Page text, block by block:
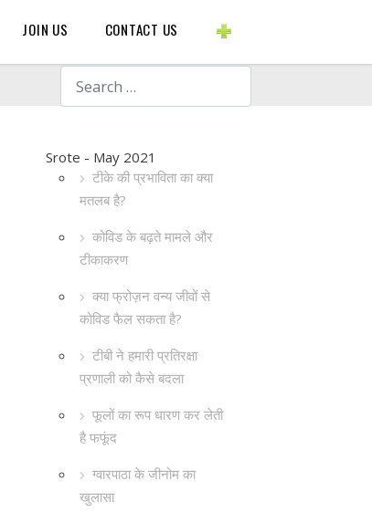
Search
JOIN US CONTACT US
Srote - May 2021
टीके की प्रभाविता का क्या
मतलब है?
कोविड के बढ़ते मामले और
टीकाकरण
क्या फ्रोज़न वन्य जीवों से
कोविड फैल सकता है?
टीबी ने हमारी प्रतिरक्षा
प्रणाली को कैसे बदला
फूलों का रूप धारण कर लेती
है फफूंद
ग्वारपाठा के जीनोम का
खुलासा